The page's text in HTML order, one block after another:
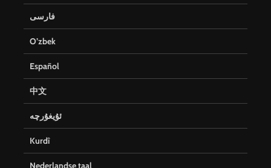
فارسی
O’zbek
Español
中文
ئۇيغۇرچە
Kurdî
Nederlandse taal